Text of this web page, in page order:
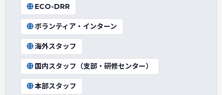
ECO-DRR
ボランティア・インターン
海外スタッフ
国内スタッフ（支部・研修センター）
本部スタッフ